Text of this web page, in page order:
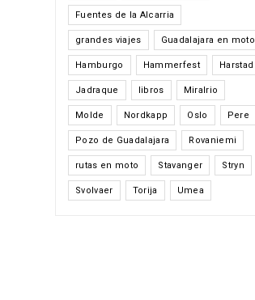
Fuentes de la Alcarria
grandes viajes Guadalajara en moto
Hamburgo Hammerfest Harstad
Jadraque libros Miralrio
Molde Nordkapp Oslo Pere
Pozo de Guadalajara Rovaniemi
rutas en moto Stavanger Stryn
Svolvaer Torija Umea